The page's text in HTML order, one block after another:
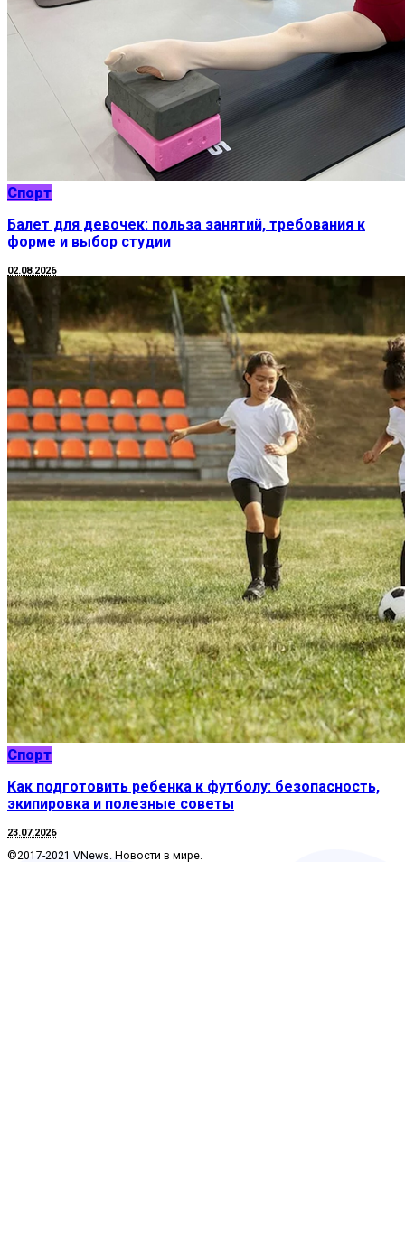
Спорт
Балет для девочек: польза занятий, требования к
форме и выбор студии
02.08.2026
Спорт
Как подготовить ребенка к футболу: безопасность,
экипировка и полезные советы
23.07.2026
©2017-2021 VNews. Новости в мире.